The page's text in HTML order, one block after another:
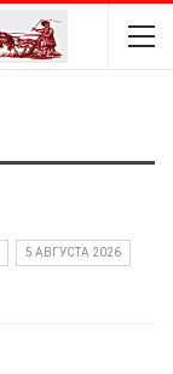
5 АВГУСТА 2026